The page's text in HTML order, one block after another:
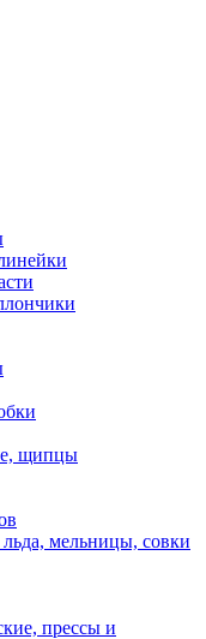
щипцы
мельницы, совки
прессы и